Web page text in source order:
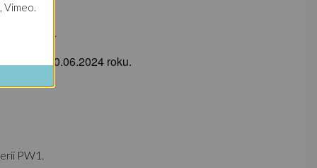
Emisji.
roku do 30.06.2024 roku.
PW1.
Vimeo.